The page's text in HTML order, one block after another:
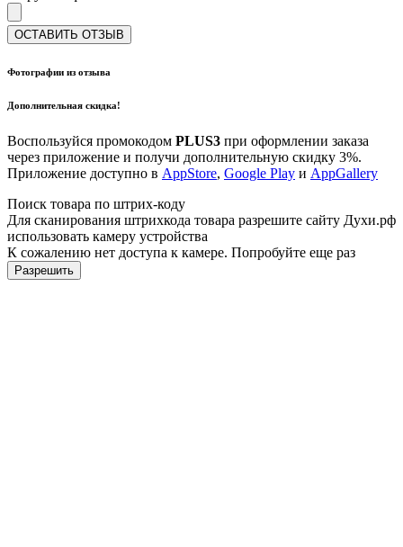
ОСТАВИТЬ ОТЗЫВ
Фотографии из отзыва
Дополнительная скидка!
Воспользуйся промокодом PLUS3 при оформлении заказа
через приложение и получи дополнительную скидку 3%.
Приложение доступно в AppStore, Google Play и AppGallery
Поиск товара по штрих-коду
Для сканирования штрихкода товара разрешите сайту Духи.рф
использовать камеру устройства
К сожалению нет доступа к камере. Попробуйте еще раз
Разрешить